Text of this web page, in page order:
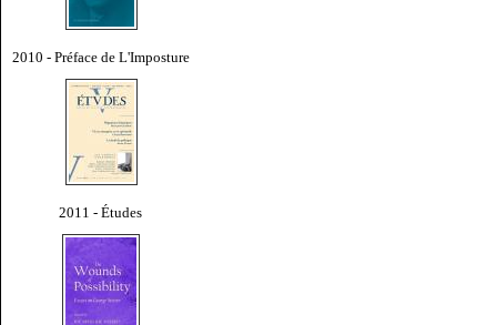
2010 - Préface de L'Imposture
2011 - Études